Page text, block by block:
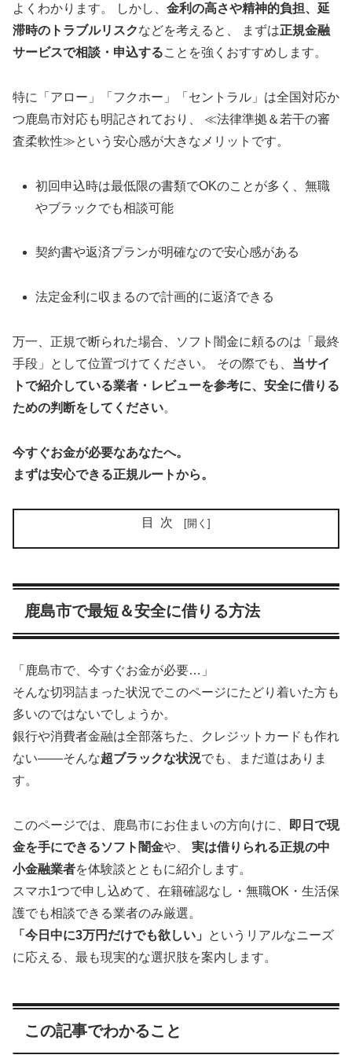
よくわかります。 しかし、 金利の高さや精神的負担、延
滞時のトラブルリスクなどを考えると、 まずは正規金融
サービスで相談・申込することを強くおすすめします。
特に「アロー」「フクホー」「セントラル」は全国対応か
つ鹿島市対応も明記されており、 ≪法律準拠＆若干の審
査柔軟性≫という安心感が大きなメリットです。
初回申込時は最低限の書類でOKのことが多く、無職
やブラックでも相談可能
契約書や返済プランが明確なので安心感がある
法定金利に収まるので計画的に返済できる
万一、正規で断られた場合、ソフト闇金に頼るのは「最終
手段」として位置づけてください。 その際でも、 当サイ
トで紹介している業者・レビューを参考に、安全に借りる
ための判断をしてください。
今すぐお金が必要なあなたへ。
まずは安心できる正規ルートから。
目次
鹿島市で最短＆安全に借りる方法
「鹿島市で、今すぐお金が必要…」
そんな切羽詰まった状況でこのページにたどり着いた方も
多いのではないでしょうか。
銀行や消費者金融は全部落ちた、クレジットカードも作れ
ない――そんな超ブラックな状況でも、まだ道はありま
す。
このページでは、鹿島市にお住まいの方向けに、
即日で現
金を手にできるソフト闇金や、 実は借りられる正規の中
小金融業者を体験談とともに紹介します。
スマホ1つで申し込めて、在籍確認なし・無職OK・生活保
護でも相談できる業者のみ厳選。
「今日中に3万円だけでも欲しい」
というリアルなニーズ
に応える、最も現実的な選択肢を案内します。
この記事でわかること